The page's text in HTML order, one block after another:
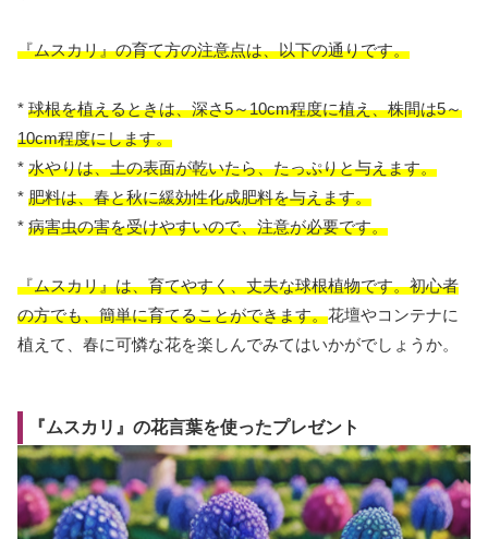
『ムスカリ』の育て方の注意点は、以下の通りです。
* 球根を植えるときは、深さ5～10cm程度に植え、株間は5～
10cm程度にします。
* 水やりは、土の表面が乾いたら、たっぷりと与えます。
* 肥料は、春と秋に緩効性化成肥料を与えます。
* 病害虫の害を受けやすいので、注意が必要です。
『ムスカリ』は、育てやすく、丈夫な球根植物です。初心者
の方でも、簡単に育てることができます。花壇やコンテナに
植えて、春に可憐な花を楽しんでみてはいかがでしょうか。
『ムスカリ』の花言葉を使ったプレゼント